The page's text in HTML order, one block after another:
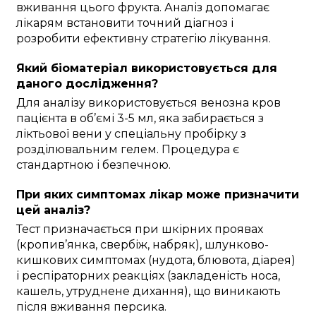
вживання цього фрукта. Аналіз допомагає
лікарям встановити точний діагноз і
розробити ефективну стратегію лікування.
Який біоматеріал використовується для
даного дослідження?
Для аналізу використовується венозна кров
пацієнта в об’ємі 3-5 мл, яка забирається з
ліктьової вени у спеціальну пробірку з
розділювальним гелем. Процедура є
стандартною і безпечною.
При яких симптомах лікар може призначити
цей аналіз?
Тест призначається при шкірних проявах
(кропив’янка, свербіж, набряк), шлунково-
кишкових симптомах (нудота, блювота, діарея)
і респіраторних реакціях (закладеність носа,
кашель, утруднене дихання), що виникають
після вживання персика.